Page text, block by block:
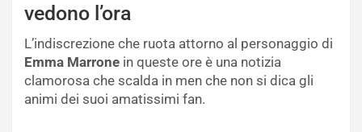
vedono l’ora
L’indiscrezione che ruota attorno al personaggio di
Emma Marrone in queste ore è una notizia
clamorosa che scalda in men che non si dica gli
animi dei suoi amatissimi fan.